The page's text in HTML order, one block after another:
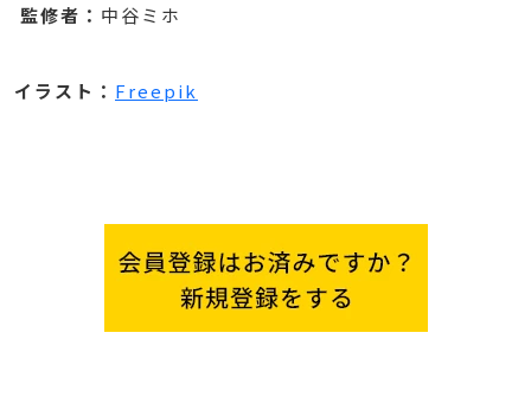
監修者： 中谷ミホ
イラスト： Freepik